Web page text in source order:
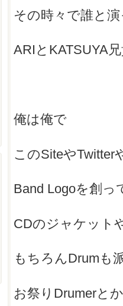
その時々で誰と
ARIとKATSUYA
俺は俺で
このSiteやTwitter
Band Logoを創っ
CDのジャケット
もちろんDrumも
お祭りDrumerと